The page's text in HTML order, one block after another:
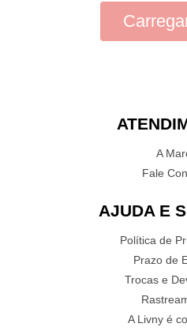
A
Fale
AJUDA E
Política de
Prazo de
Trocas e
A Livny é